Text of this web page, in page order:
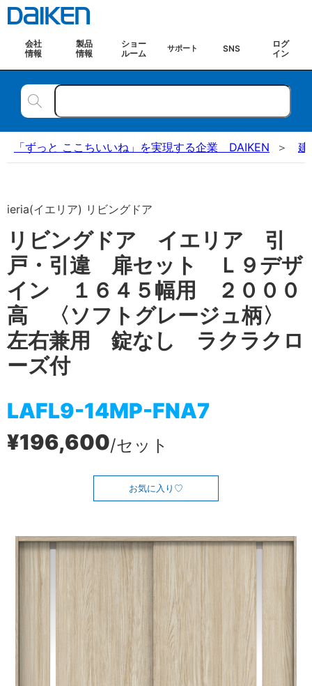
会社
情報
製品
情報
ショー
ルーム
サポート SNS
ログ
イン
「ずっと ここちいいね」を実現する企業 DAIKEN 建
ieria(イエリア) リビングドア
リビングドア イエリア 引
戸・引違 扉セット Ｌ９デザ
イン １６４５幅用 ２０００
高 〈ソフトグレージュ柄〉
左右兼用 錠なし ラクラクロ
ーズ付
LAFL9-14MP-FNA7
¥196,600/セット
お気に入り